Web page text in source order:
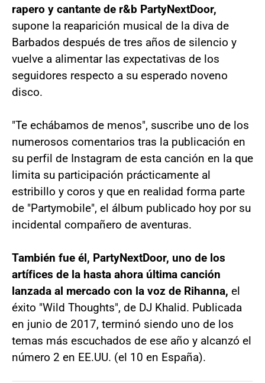
rapero y cantante de r&b PartyNextDoor,
supone la reaparición musical de la diva de
Barbados después de tres años de silencio y
vuelve a alimentar las expectativas de los
seguidores respecto a su esperado noveno
disco.
"Te echábamos de menos", suscribe uno de los
numerosos comentarios tras la publicación en
su perfil de Instagram de esta canción en la que
limita su participación prácticamente al
estribillo y coros y que en realidad forma parte
de "Partymobile", el álbum publicado hoy por su
incidental compañero de aventuras.
También fue él, PartyNextDoor, uno de los
artífices de la hasta ahora última canción
lanzada al mercado con la voz de Rihanna, el
éxito "Wild Thoughts", de DJ Khalid. Publicada
en junio de 2017, terminó siendo uno de los
temas más escuchados de ese año y alcanzó el
número 2 en EE.UU. (el 10 en España).